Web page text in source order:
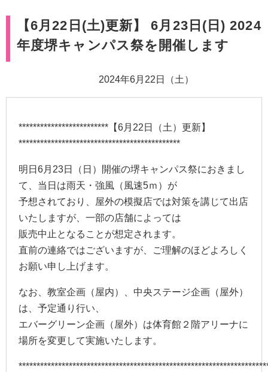
【6月22日(土)更新】 6月23日(日) 2024
年度堺キャンパス祭を開催します
2024年6月22日（土）
*************************【6月22日（土）更新】
*********************************************
明日6月23日（日）開催の堺キャンパス祭におきまし
て、当日は雨天・強風（風速5ｍ）が
予想されており、屋外の模擬店では対策を講じて出店
いたしますが、一部の店舗によっては
販売中止となることが想定されます。
直前の連絡ではございますが、ご理解のほどよろしく
お願い申し上げます。
なお、教室企画（屋内）、中央ステージ企画（屋外）
は、予定通り行い、
エバーグリーン企画（屋外）は体育館２階アリーナに
場所を変更して実施いたします。